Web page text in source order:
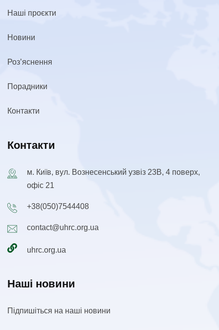
Наші проєкти
Новини
Роз’яснення
Порадники
Контакти
Контакти
м. Київ, вул. Вознесенський узвіз 23В, 4 поверх,
офіс 21
+38(050)7544408
contact@uhrc.org.ua
uhrc.org.ua
Наші новини
Підпишіться на наші новини